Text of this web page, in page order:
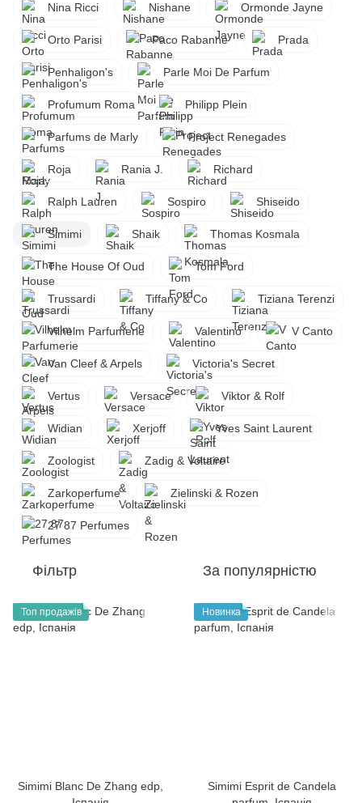
Nina Ricci Nishane Ormonde Jayne
Orto Parisi Paco Rabanne Prada
Penhaligon's Parle Moi De Parfum
Profumum Roma Philipp Plein
Parfums de Marly Project Renegades
Roja Rania J. Richard
Ralph Lauren Sospiro Shiseido
Simimi Shaik Thomas Kosmala
The House Of Oud Tom Ford
Trussardi Tiffany & Co Tiziana Terenzi
Vilhelm Parfumerie Valentino V Canto
Van Cleef & Arpels Victoria's Secret
Vertus Versace Viktor & Rolf
Widian Xerjoff Yves Saint Laurent
Zoologist Zadig & Voltaire
Zarkoperfume Zielinski & Rozen
27 87 Perfumes
Фільтр За популярністю
Топ продажів
Simimi Blanc De Zhang edp,
Новинка
Simimi Esprit de Candela